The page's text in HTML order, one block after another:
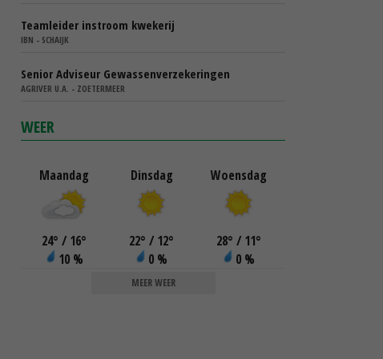
Teamleider instroom kwekerij
IBN - SCHAIJK
Senior Adviseur Gewassenverzekeringen
AGRIVER U.A. - ZOETERMEER
WEER
Maandag
24° / 16°
10 %
Dinsdag
22° / 12°
0 %
Woensdag
28° / 11°
0 %
MEER WEER